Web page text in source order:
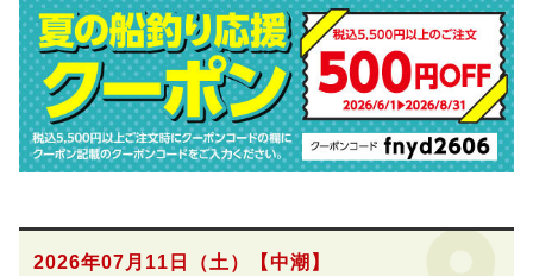
2026年07月11日（土） 【中潮】